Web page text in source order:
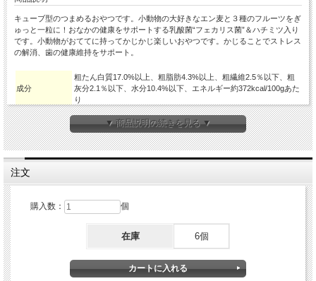
キューブ型のつまめるおやつです。小動物の大好きなエン麦と３種のフルーツをぎ
ゅっと一粒に！おなかの健康をサポートする乳酸菌“フェカリス菌”＆ハチミツ入り
です。小動物がおててに持ってかじかじ楽しいおやつです。かじることでストレス
の解消、歯の健康維持をサポート。
成分
粗たん白質17.0%以上、粗脂肪4.3%以上、粗繊維2.5％以下、粗
灰分2.1％以下、水分10.4%以下、エネルギー約372kcal/100gあた
り
原材料
エン麦、リンゴ、ブドウ、マンゴー、馬鈴薯でん粉、キサンタン
ガム(増粘安定剤)、ハチミツ、乳酸菌(フェカリス菌)
内容量
8個入り
メーカー
ナチュラルペットフーズ
対象ペット
▼ 商品説明の続きを見る ▼
注文
購入数： 個
在庫 6個